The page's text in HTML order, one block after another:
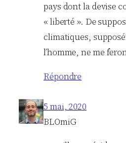
pays dont la devise
« liberté ». De
climatiques,
l’homme, ne me
Répondre
5 mai, 2020
BLOmiG